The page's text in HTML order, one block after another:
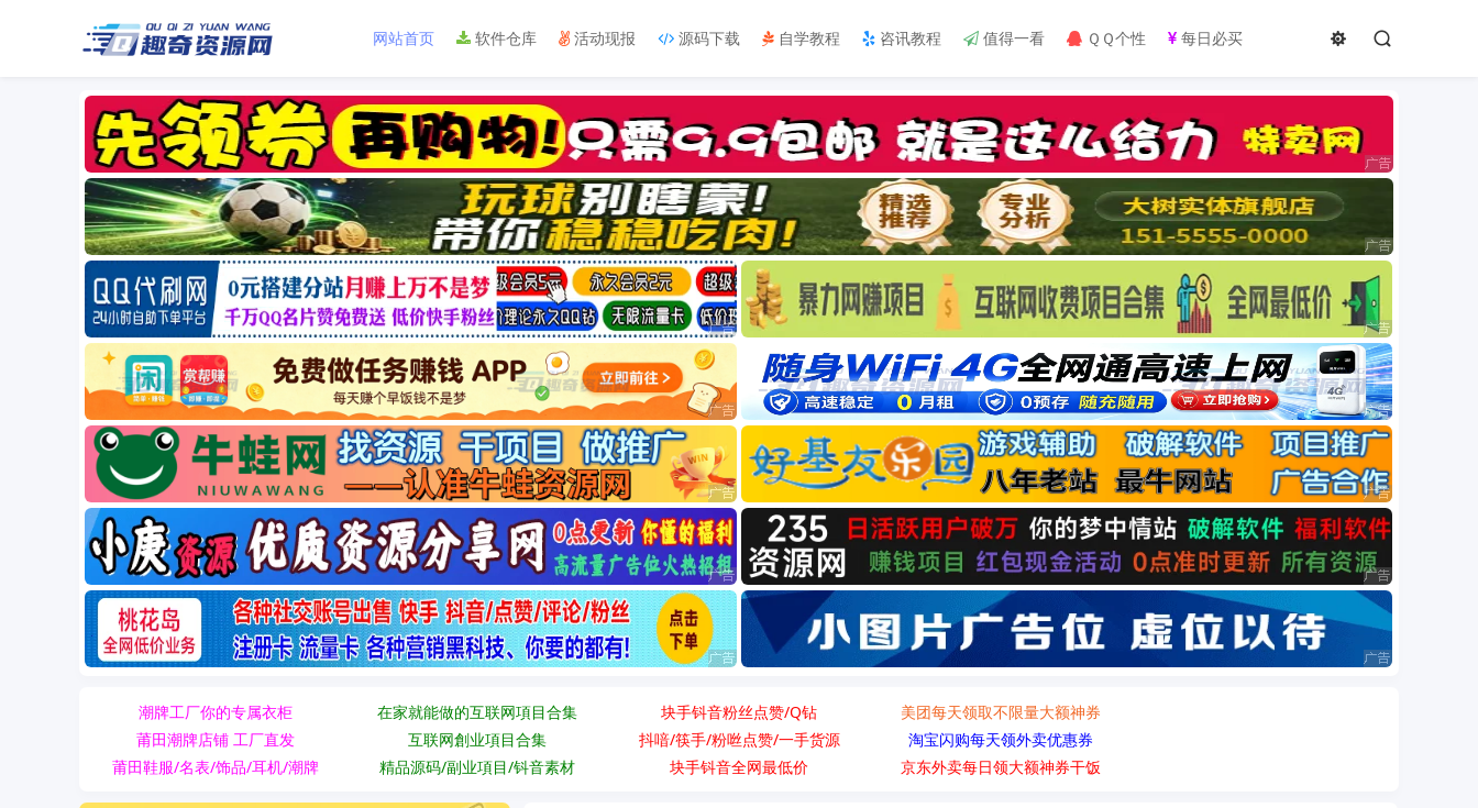
网站首页 软件仓库 活动现报 源码下载 自学教程 咨讯教程 值得一看 ＱＱ个性 每日必买
潮牌工厂你的专属衣柜 在家就能做的互联网項目合集 块手钭音粉丝点赞/Q钻
美团每天领取不限量大额神券
莆田潮牌店铺 工厂直发
互联网創业項目合集 抖喑/筷手/粉咝点赞/一手货源
淘宝闪购每天领外卖优惠券
莆田鞋服/名表/饰品/耳机/潮牌
精品源码/副业項目/钭音素材 块手钭音全网最低价 京东外卖每日领大额神券干饭